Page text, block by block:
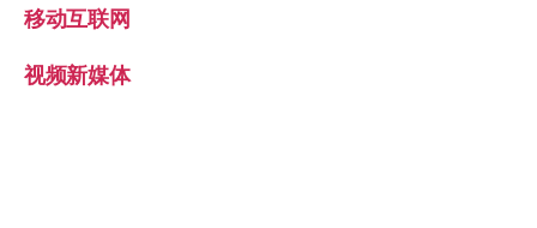
移动互联网
视频新媒体